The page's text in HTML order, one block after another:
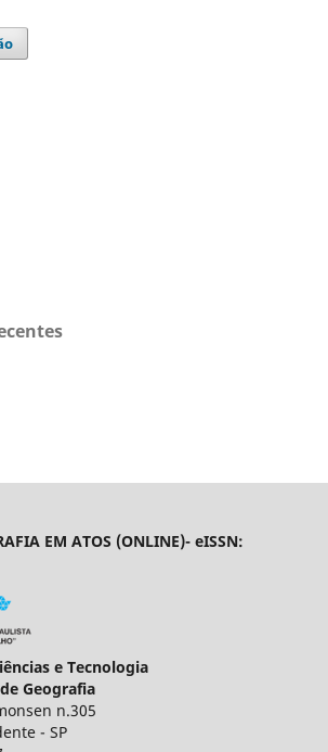
EM ATOS (ONLINE)- eISSN:
e Tecnologia
Geografia
n.305
- SP